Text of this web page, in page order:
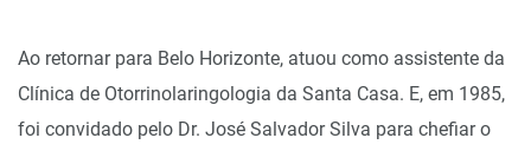
Ao retornar para Belo Horizonte, atuou como assistente da
Clínica de Otorrinolaringologia da Santa Casa. E, em 1985,
foi convidado pelo Dr. José Salvador Silva para chefiar o